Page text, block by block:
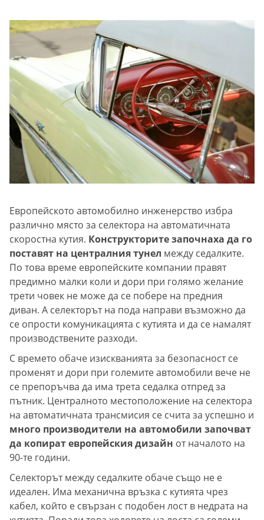
Европейското автомобилно инженерство избра
различно място за селектора на автоматичната
скоростна кутия. Конструкторите започнаха да го
поставят на централния тунел между седалките.
По това време европейските компании правят
предимно малки коли и дори при голямо желание
трети човек не може да се побере на предния
диван. А селекторът на пода направи възможно да
се опрости комуникацията с кутията и да се намалят
производствените разходи.
С времето обаче изискванията за безопасност се
променят и дори при големите автомобили вече не
се препоръчва да има трета седалка отпред за
пътник. Централното местоположение на селектора
на автоматичната трансмисия се счита за успешно и
много производители на автомобили започват
да копират европейския дизайн от началото на
90-те години.
Селекторът между седалките обаче също не е
идеален. Има механична връзка с кутията чрез
кабел, който е свързан с подобен лост в недрата на